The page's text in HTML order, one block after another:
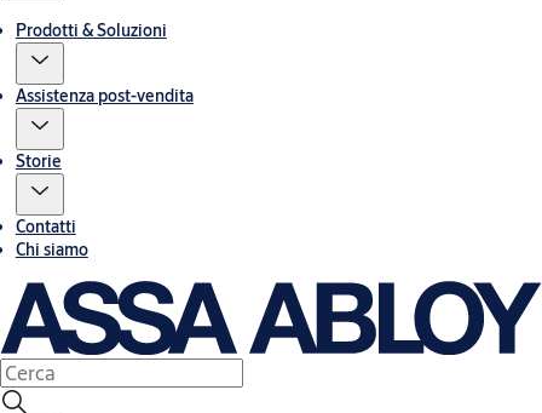
Prodotti & Soluzioni
Assistenza post-vendita
Storie
Contatti
Chi siamo